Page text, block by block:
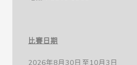
比賽日期
2026年8月30日至10月3日